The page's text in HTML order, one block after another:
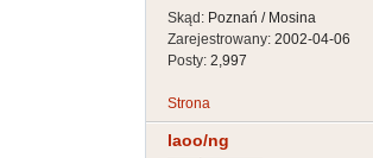
Skąd: Poznań / Mosina
Zarejestrowany: 2002-04-06
Posty: 2,997
Strona
laoo/ng